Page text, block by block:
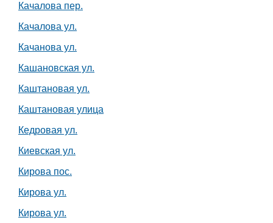
Качалова пер.
Качалова ул.
Качанова ул.
Кашановская ул.
Каштановая ул.
Каштановая улица
Кедровая ул.
Киевская ул.
Кирова пос.
Кирова ул.
Кирова ул.